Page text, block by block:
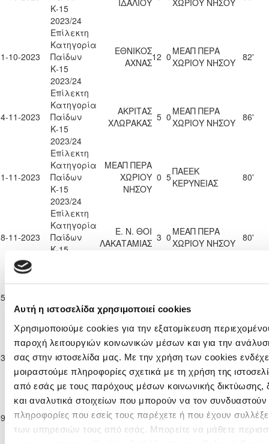
Αυτή η ιστοσελίδα χρησιμοποιεί cookies
Χρησιμοποιούμε cookies για την εξατομίκευση
παροχή λειτουργιών κοινωνικών μέσων και για την
σας στην ιστοσελίδα μας. Με την χρήση των cookies
μοιραστούμε πληροφορίες σχετικά με τη χρήση της
από εσάς με τους παρόχους μέσων κοινωνικής δικτύωσης,
και αναλυτικά στοιχείων που μπορούν να τον
πληροφορίες που εσείς τους παρέχετε ή που έχουν
των υπηρεσιών τους από εσάς. Μπορείτε να μάθετε
Κ-15
2023/24
ΙΔΑΛΙΟΥ
ΧΩΡΙΟΥ ΝΗΣΟΥ
10-2023
Επίλεκτη
Κατηγορία
Παίδων
Κ-15
2023/24
ΕΘΝΙΚΟΣ
ΑΧΝΑΣ12 0 ΜΕΑΠ ΠΕΡΑ
ΧΩΡΙΟΥ ΝΗΣΟΥ 82'
11-2023
Επίλεκτη
Κατηγορία
Παίδων
Κ-15
2023/24
ΑΚΡΙΤΑΣ
ΧΛΩΡΑΚΑΣ 5 0 ΜΕΑΠ ΠΕΡΑ
ΧΩΡΙΟΥ ΝΗΣΟΥ 86'
11-2023
Επίλεκτη
Κατηγορία
Παίδων
Κ-15
2023/24
ΜΕΑΠ ΠΕΡΑ
ΧΩΡΙΟΥ
ΝΗΣΟΥ
0 5ΠΑΕΕΚ
ΚΕΡΥΝΕΙΑΣ
80'
11-2023
Επίλεκτη
Κατηγορία
Παίδων
Κ-15
Ε. Ν. ΘΟΙ
ΛΑΚΑΤΑΜΙΑΣ 3 0 ΜΕΑΠ ΠΕΡΑ
ΧΩΡΙΟΥ ΝΗΣΟΥ 80'
11-2023
Κατηγορία
Κ-15
ΜΕΑΠ ΠΕΡΑ
ΝΗΣΟΥ
ΔΙΓΕΝΗΣ
ΜΟΡΦΟΥ
12-2023
Επίλεκτη
Κατηγορία
Παίδων
Κ-15
2023/24
ΜΕΑΠ ΠΕΡΑ
ΧΩΡΙΟΥ
ΝΗΣΟΥ
0 5ΕΘΝΙΚΟΣ ΑΣΣΙΑΣ 80'
12-2023
Επίλεκτη
Κατηγορία
Παίδων
Κ-15
ΑΛΣ
ΟΜΟΝΟΙΑ 29
ΜΑΪΟΥ
1 0ΜΕΑΠ ΠΕΡΑ
ΧΩΡΙΟΥ ΝΗΣΟΥ
81'